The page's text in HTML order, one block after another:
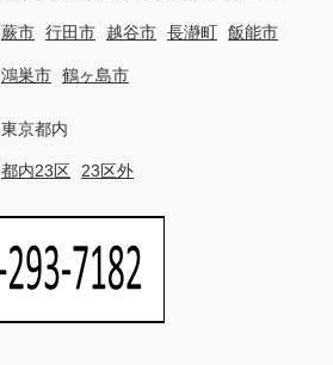
蕨市 行田市 越谷市 長瀞町 飯能市
鴻巣市 鶴ヶ島市
東京都内
都内23区 23区外